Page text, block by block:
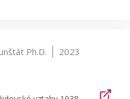
Ph.D. 2023